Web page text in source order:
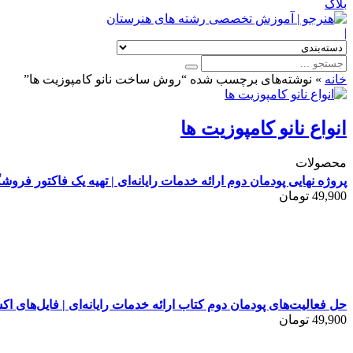
بلاگ
|
خانه » نوشته‌های برچسب شده “روش ساخت نانو کامپوزیت ها”
انواع نانو کامپوزیت ها
محصولات
پروژه نهایی پودمان دوم ارائه خدمات رایانه‌ای | تهیه یک فاکتور
49,900 تومان
حل فعالیت‌های پودمان دوم کتاب ارائه خدمات رایانه‌ای | فایل‌های
49,900 تومان